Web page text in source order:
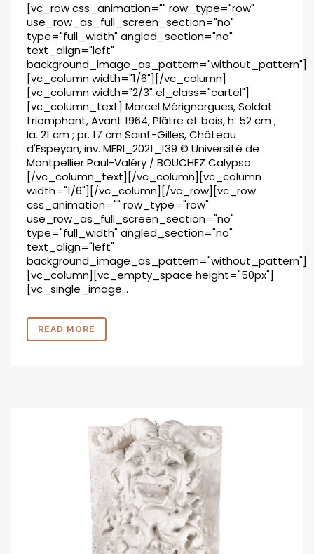
[vc_row css_animation="" row_type="row"
use_row_as_full_screen_section="no"
type="full_width" angled_section="no"
text_align="left"
background_image_as_pattern="without_pattern"]
[vc_column width="1/6"][/vc_column]
[vc_column width="2/3" el_class="cartel"]
[vc_column_text] Marcel Mérignargues, Soldat
triomphant, Avant 1964, Plâtre et bois, h. 52 cm ;
la. 21 cm ; pr. 17 cm Saint-Gilles, Château
d'Espeyan, inv. MERI_2021_139 © Université de
Montpellier Paul-Valéry / BOUCHEZ Calypso
[/vc_column_text][/vc_column][vc_column
width="1/6"][/vc_column][/vc_row][vc_row
css_animation="" row_type="row"
use_row_as_full_screen_section="no"
type="full_width" angled_section="no"
text_align="left"
background_image_as_pattern="without_pattern"]
[vc_column][vc_empty_space height="50px"]
[vc_single_image...
READ MORE